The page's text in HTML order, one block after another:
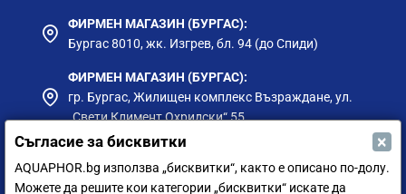
ФИРМЕН МАГАЗИН (БУРГАС):
Бургас 8010, жк. Изгрев, бл. 94 (до Спиди)
ФИРМЕН МАГАЗИН (БУРГАС):
гр. Бургас, Жилищен комплекс Възраждане, ул.
„Свети Климент Охридски“ 55
ФИРМЕН МАГАЗИН (ПЛОВДИВ):
Пловдив 4023, жк Тракия 45А, кв. Захари Зограф
- А11
Съгласие за бисквитки ×
AQUAPHOR.bg използва „бисквитки“, както е описано по-долу.
Можете да решите кои категории „бисквитки“ искате да